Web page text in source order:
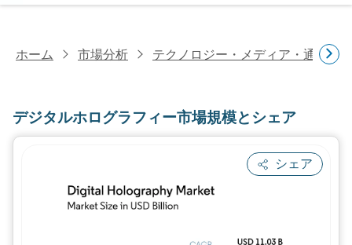
ホーム 市場分析 テクノロジー・メディア・通信研
デジタルホログラフィー市場規模とシェア
シェア